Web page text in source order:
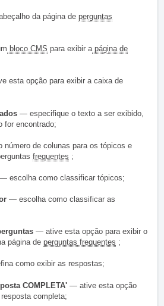
da página de perguntas
bloco CMS para exibir apágina de
esta opção para exibir a caixa de
— especifique o texto a ser exibido,
for encontrado;
de colunas para os tópicos e
frequentes ;
— escolha como classificar tópicos;
— escolha como classificar as
— ative esta opção para exibir o
página de perguntas frequentes ;
como exibir as respostas;
COMPLETA' — ative esta opção
completa;